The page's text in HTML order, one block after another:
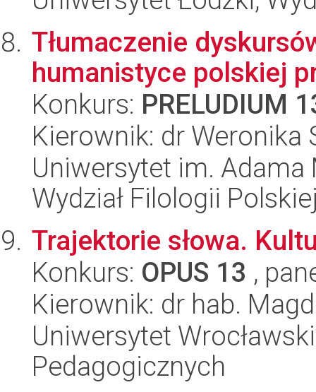
Tłumaczenie
humanistyce polskiej
Konkurs: PRELUDIUM
Kierownik: dr Weronika
Uniwersytet im.
Wydział Filologii
Trajektorie słowa.
Konkurs: OPUS 13 ,
Kierownik: dr hab.
Uniwersytet
Pedagogicznych